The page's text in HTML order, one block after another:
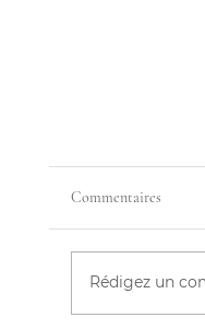
LE BLOG
Commentaires
Rédigez un